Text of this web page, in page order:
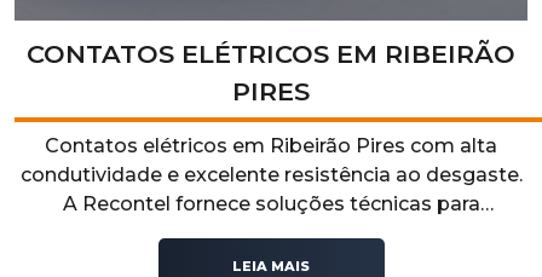
CONTATOS ELÉTRICOS EM RIBEIRÃO
PIRES
Contatos elétricos em Ribeirão Pires com alta
condutividade e excelente resistência ao desgaste.
A Recontel fornece soluções técnicas para
aplicações industriais que exigem desempenho,
durabilidade e confiabilidade operacional.
LEIA MAIS